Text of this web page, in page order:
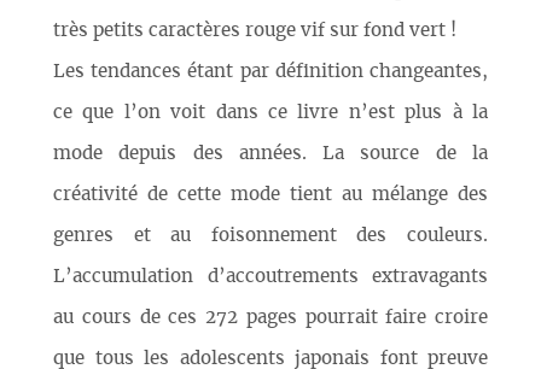
très petits caractères rouge vif sur fond vert !
Les tendances étant par définition changeantes,
ce que l’on voit dans ce livre n’est plus à la
mode depuis des années. La source de la
créativité de cette mode tient au mélange des
genres et au foisonnement des couleurs.
L’accumulation d’accoutrements extravagants
au cours de ces 272 pages pourrait faire croire
que tous les adolescents japonais font preuve